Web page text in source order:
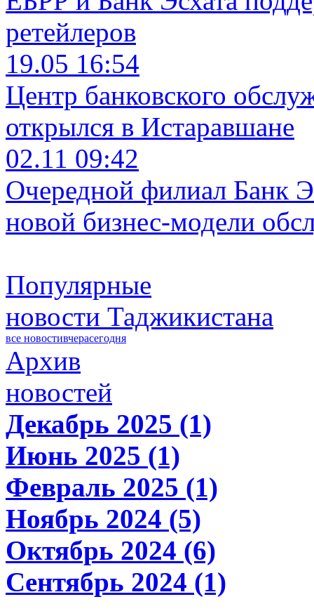
ретейлеров
19.05 16:54
Центр банковского
открылся в Истаравшане
02.11 09:42
Очередной филиал Банк
новой бизнес-модели
Популярные
новости Таджикистана
все новостивчерасегодня
Архив
новостей
Декабрь 2025 (1)
Июнь 2025 (1)
Февраль 2025 (1)
Ноябрь 2024 (5)
Октябрь 2024 (6)
Сентябрь 2024 (1)